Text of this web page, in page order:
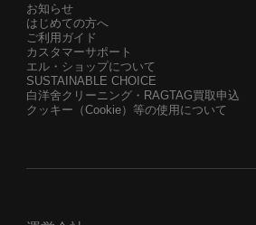
お知らせ
はじめての方へ
ご利用ガイド
カスタマーサポート
エル・ショップについて
SUSTAINABLE CHOICE
白洋舍クリーニング・RAGTAG買取申込
クッキー（Cookie）等の使用について